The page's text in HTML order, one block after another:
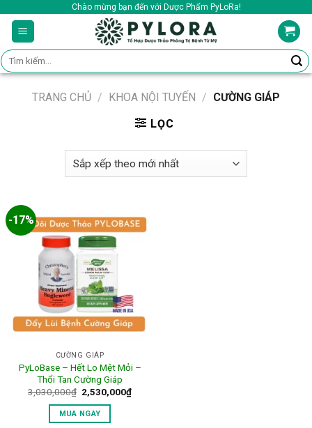
content
Chào mừng bạn đến với Dược Phẩm PyLoRa!
Tìm
kiếm:
TRANG CHỦ / KHOA NỘI TUYẾN / CƯỜNG GIÁP
LỌC
-17%
CƯỜNG GIÁP
PyLoBase – Hết Lo Mệt Mỏi –
Thổi Tan Cường Giáp
3,030,000₫ Giá
gốc
là:
3,030,000₫.
2,530,000₫Giá
MUA NGAY